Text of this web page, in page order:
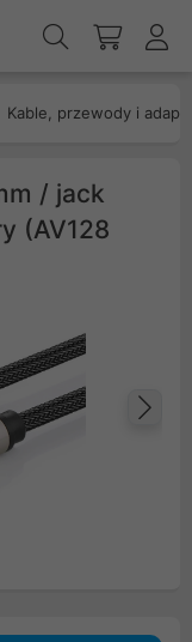
Kable, przewody i
/ jack
(AV128